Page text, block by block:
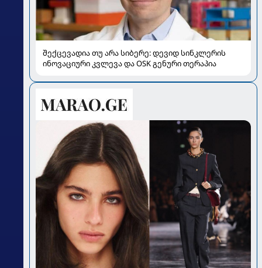
შექცევადია თუ არა სიბერე: დევიდ სინკლერის
ინოვაციური კვლევა და OSK გენური თერაპია